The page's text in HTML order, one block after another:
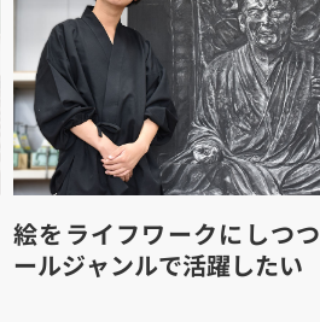
絵をライフワークにしつ
ールジャンルで活躍したい